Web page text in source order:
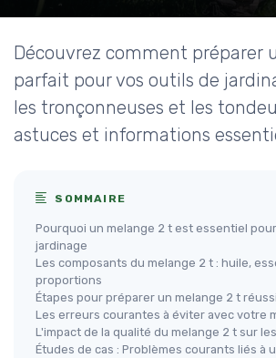
Découvrez comment préparer
parfait pour vos outils de
les tronçonneuses et les
astuces et informations
SOMMAIRE
Pourquoi un melange 2 t est essentiel
jardinage
Les composants du melange 2 t : huile,
proportions
Étapes pour préparer un melange 2 t réussi
Les erreurs courantes à éviter avec votre
L'impact de la qualité du melange 2 t sur
Études de cas : Problèmes courants liés à